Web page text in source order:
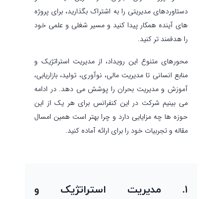
دستاوردهای مدیریتی را به اشتراک بگذارید، برای پروژه
های آینده همکار پیدا کنید و مسیر شغلی و علمی خود
را هدفمند تر کنید.
محورهای متنوع این رویداد، از مدیریت استراتژیک و
منابع انسانی تا مدیریت مالی، نوآوری، تولید، بازاریابی،
آموزش و مدیریت بحران را پوشش می دهد. در ادامه
می بینیم شرکت در این کنفرانس برای هر یک از این
حوزه ها چه مزایایی دارد و چرا بهتر است همین امسال
مقاله و تجربیات خود را برای ارائه آماده کنید.
۱. مدیریت استراتژیک و